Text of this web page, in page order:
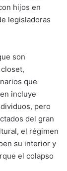
hijos en
legisladoras
son
que
incluye
pero
del gran
el régimen
su interior y
el colapso